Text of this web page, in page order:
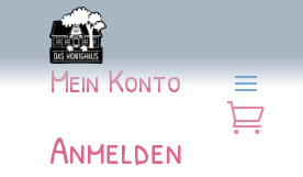

Mein Konto
Anmelden